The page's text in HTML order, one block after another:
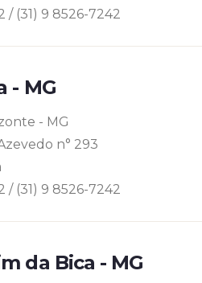
/ (31) 9 8526-7242
- MG
- MG
n° 293
/ (31) 9 8526-7242
da Bica - MG